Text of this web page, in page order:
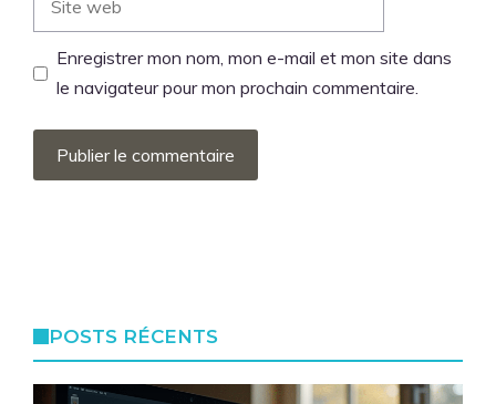
Enregistrer mon nom, mon e-mail et mon site dans
le navigateur pour mon prochain commentaire.
POSTS RÉCENTS